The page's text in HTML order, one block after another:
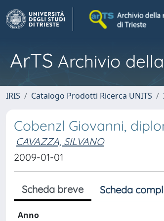
ArTS Archivio
IRIS Catalogo Prodotti Ricerca UNITS
Cobenzl Giovanni,
CAVAZZA, SILVANO
2009-01-01
Scheda breve Scheda
Anno